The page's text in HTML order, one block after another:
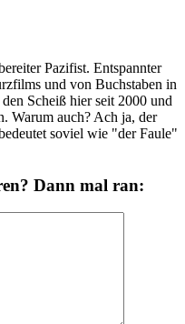
Pazifist. Entspannter
und von Buchstaben in
Scheiß hier seit 2000 und
Warum auch? Ach ja, der
soviel wie "der Faule"
Dann mal ran: